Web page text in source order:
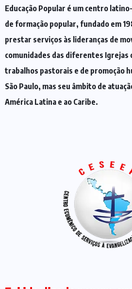
Educação Popular é um centro
de formação popular, fundado em
prestar serviços às lideranças de
comunidades das diferentes Igrejas
trabalhos pastorais e de promoção
São Paulo, mas seu âmbito de
América Latina e ao Caribe.